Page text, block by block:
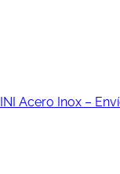
Acero Inox –